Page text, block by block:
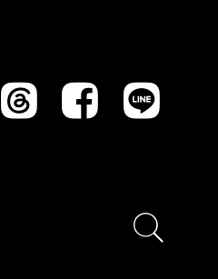
Threads Facebook LINE